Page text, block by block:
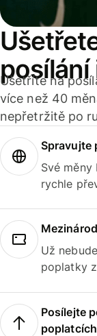
posílání
Ušetříte na
více než 40
nepřetržitě po
Spravujte
Své
rychle
Už
poplatky
Posílejte
poplatcích